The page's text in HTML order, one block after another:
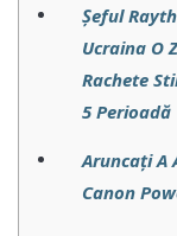
Șeful
Ucraina O
Rachete
5 Perioadă
Aruncați A
Canon